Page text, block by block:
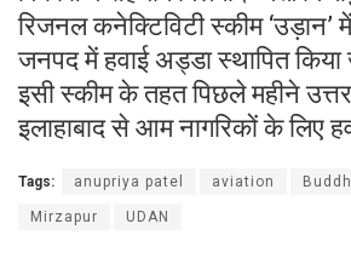
रिजनल कनेक्टिविटी स्कीम ‘उड़ान’
जनपद में हवाई अड्डा स्थापित
इसी स्कीम के तहत पिछले महीने
इलाहाबाद से आम नागरिकों के लिए
Tags: anupriya patel aviation
Mirzapur UDAN